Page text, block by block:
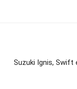
Suzuki Ignis, Swift